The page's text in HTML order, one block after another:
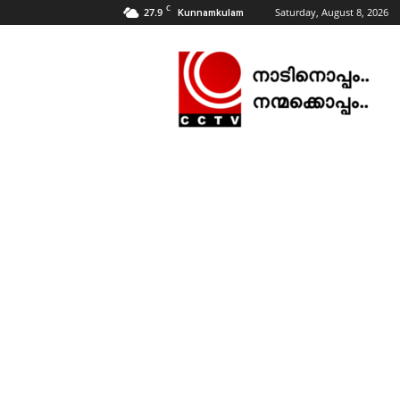
27.9 C Kunnamkulam Saturday, August 8, 2026
NEWS
|
KUNNAMKULAM